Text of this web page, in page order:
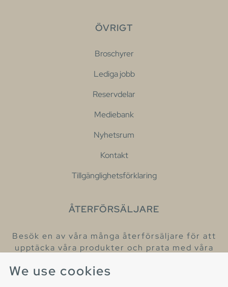
We use cookies
ÖVRIGT
Broschyrer
Lediga jobb
Reservdelar
Mediebank
Nyhetsrum
Kontakt
Tillgänglighetsförklaring
ÅTERFÖRSÄLJARE
Besök en av våra många återförsäljare för att
upptäcka våra produkter och prata med våra